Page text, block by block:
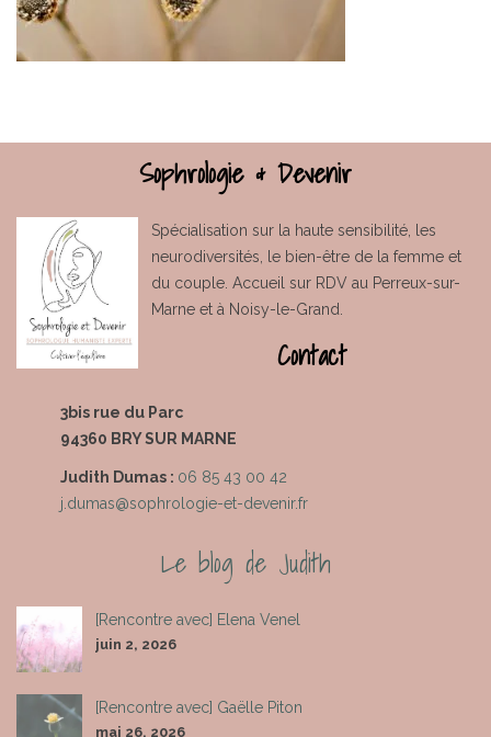
Sophrologie & Devenir
Spécialisation sur la haute sensibilité, les
neurodiversités, le bien-être de la femme et
du couple. Accueil sur RDV au Perreux-sur-
Marne et à Noisy-le-Grand.
Contact
3bis rue du Parc
94360 BRY SUR MARNE
Judith Dumas : 06 85 43 00 42
j.dumas@sophrologie-et-devenir.fr
Le blog de Judith
[Rencontre avec] Elena Venel
juin 2, 2026
[Rencontre avec] Gaëlle Piton
mai 26, 2026